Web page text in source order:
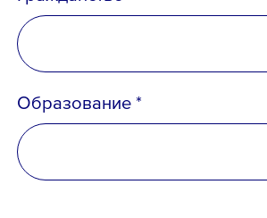
Российская Федерация
Беларусь
Образование *